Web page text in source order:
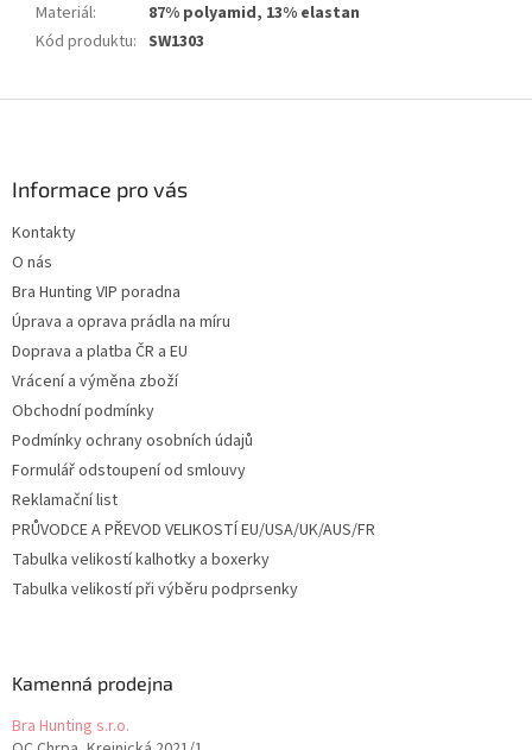
Materiál:
87% polyamid, 13% elastan
Kód produktu: SW1303
Informace pro vás
Kontakty
O nás
Bra Hunting VIP poradna
Úprava a oprava prádla na míru
Doprava a platba ČR a EU
Vrácení a výměna zboží
Obchodní podmínky
Podmínky ochrany osobních údajů
Formulář odstoupení od smlouvy
Reklamační list
PRŮVODCE A PŘEVOD VELIKOSTÍ EU/USA/UK/AUS/FR
Tabulka velikostí kalhotky a boxerky
Tabulka velikostí při výběru podprsenky
Kamenná prodejna
Bra Hunting s.r.o.